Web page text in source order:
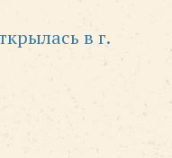
в г.